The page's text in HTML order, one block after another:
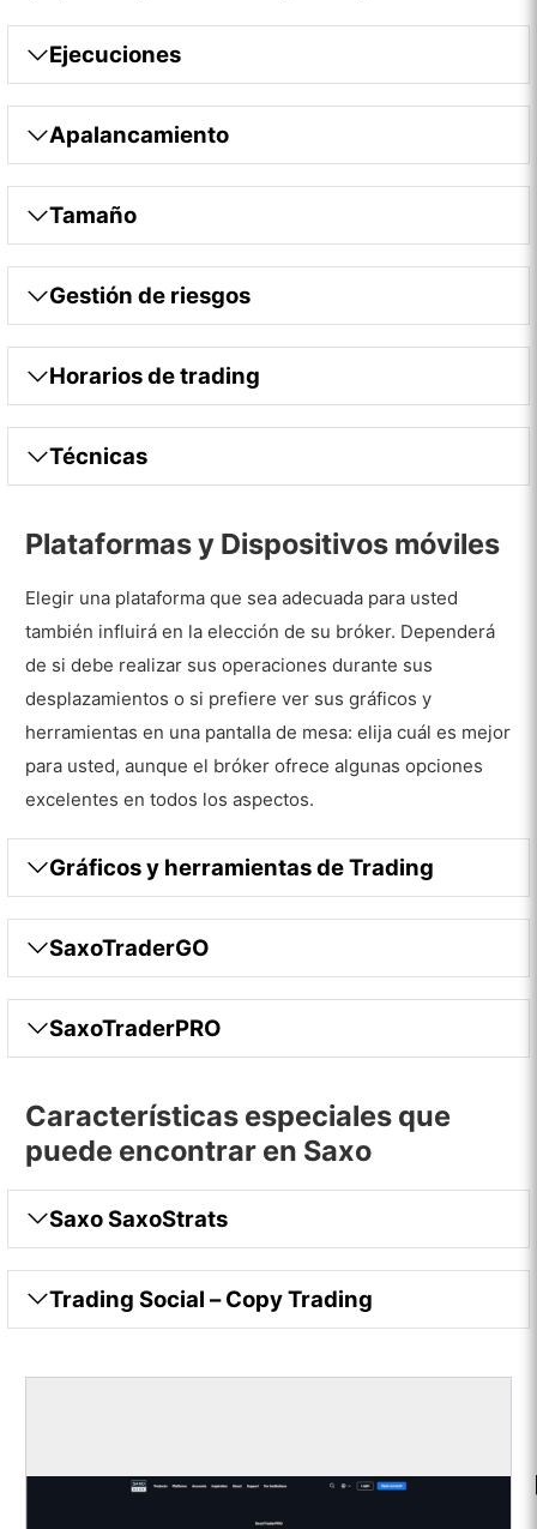
Ejecuciones
Apalancamiento
Tamaño
Gestión de riesgos
Horarios de trading
Técnicas
Plataformas y Dispositivos móviles
Elegir una plataforma que sea adecuada para usted
también influirá en la elección de su bróker. Dependerá
de si debe realizar sus operaciones durante sus
desplazamientos o si prefiere ver sus gráficos y
herramientas en una pantalla de mesa: elija cuál es mejor
para usted, aunque el bróker ofrece algunas opciones
excelentes en todos los aspectos.
Gráficos y herramientas de Trading
SaxoTraderGO
SaxoTraderPRO
Características especiales que
puede encontrar en Saxo
Saxo SaxoStrats
Trading Social – Copy Trading